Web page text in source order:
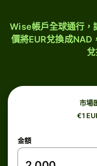
Wise帳戶全球通行，
價將EUR兌換成NAD
市場
€1
金額